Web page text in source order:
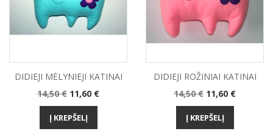
DIDIEJI MĖLYNIEJI KATINAI
Bazinė
kaina
14,50 € Kaina
11,60 €
Į KREPŠELĮ
DIDIEJI ROŽINIAI KATINAI
Bazinė
kaina
14,50 € Kaina
11,60 €
Į KREPŠELĮ